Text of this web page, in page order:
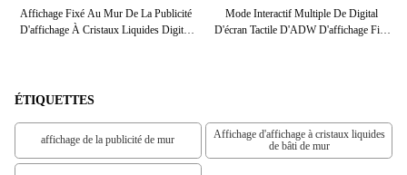
Écran Tactile Fixé Au Mur Extérieur
D'intérieur De Wifi D'affichage De La
23,8" 24" 27" Affichage Fixé Au Mur De
La Publicité, Écrans Interactifs
ÉTIQUETTES
affichage de la publicité de mur
Affichage d'affichage à cristaux liquides
de bâti de mur